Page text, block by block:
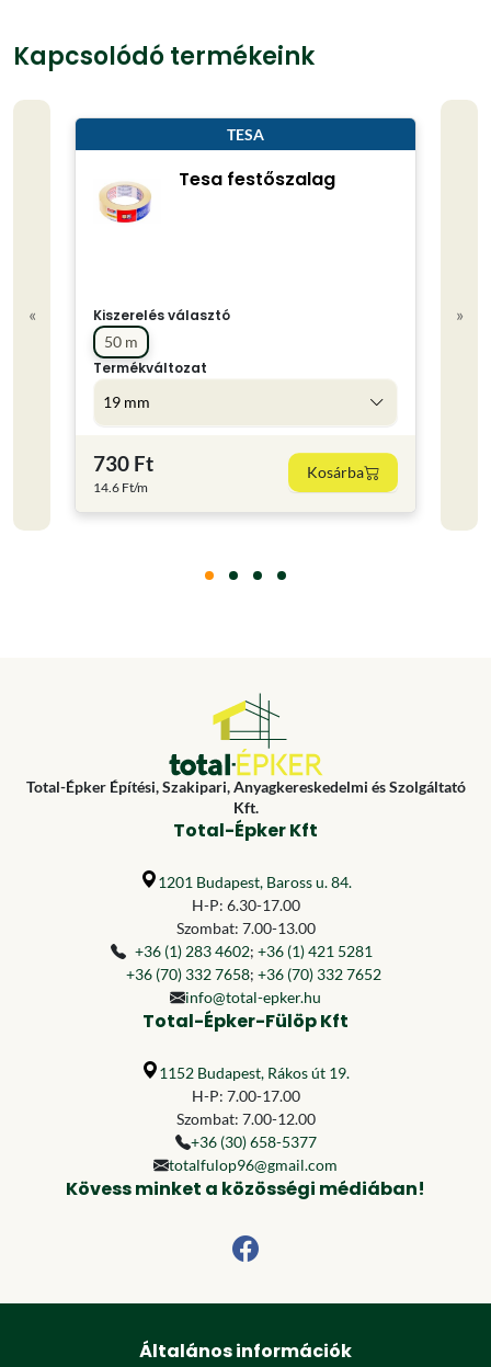
Kapcsolódó termékeink
«
TESA
Tesa festőszalag
Kiszerelés választó
50 m
Termékváltozat
19 mm
730 Ft
14.6 Ft/m
Kosárba
»
Total-Épker Építési, Szakipari, Anyagkereskedelmi és Szolgáltató
Kft.
Total-Épker Kft
1201 Budapest, Baross u. 84.
H-P: 6.30-17.00
Szombat: 7.00-13.00
+36 (1) 283 4602; +36 (1) 421 5281
+36 (70) 332 7658; +36 (70) 332 7652
info@total-epker.hu
Total-Épker-Fülöp Kft
1152 Budapest, Rákos út 19.
H-P: 7.00-17.00
Szombat: 7.00-12.00
+36 (30) 658-5377
totalfulop96@gmail.com
Kövess minket a közösségi médiában!
Általános információk